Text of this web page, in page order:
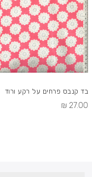
בד קנבס פרחים על רקע ורוד
27.00 ₪